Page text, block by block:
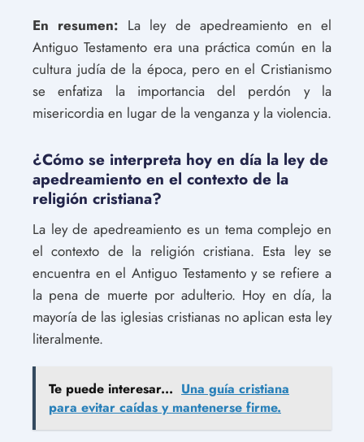
En resumen: La ley de apedreamiento en el
Antiguo Testamento era una práctica común en la
cultura judía de la época, pero en el Cristianismo
se enfatiza la importancia del perdón y la
misericordia en lugar de la venganza y la violencia.
¿Cómo se interpreta hoy en día la ley de
apedreamiento en el contexto de la
religión cristiana?
La ley de apedreamiento es un tema complejo en
el contexto de la religión cristiana. Esta ley se
encuentra en el Antiguo Testamento y se refiere a
la pena de muerte por adulterio. Hoy en día, la
mayoría de las iglesias cristianas no aplican esta ley
literalmente.
Te puede interesar... Una guía cristiana
para evitar caídas y mantenerse firme.